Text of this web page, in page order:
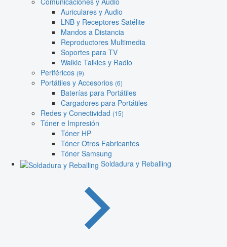
Auriculares y Audio
LNB y Receptores Satélite
Mandos a Distancia
Reproductores Multimedia
Soportes para TV
Walkie Talkies y Radio
Periféricos (9)
Portátiles y Accesorios (6)
Baterías para Portátiles
Cargadores para Portátiles
Redes y Conectividad (15)
Tóner e Impresión
Tóner HP
Tóner Otros Fabricantes
Tóner Samsung
Soldadura y Reballing